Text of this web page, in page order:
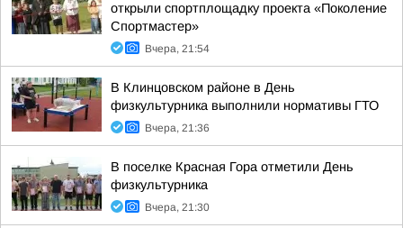
открыли спортплощадку проекта «Поколение
Спортмастер»
Вчера, 21:54
В Клинцовском районе в День
физкультурника выполнили нормативы ГТО
Вчера, 21:36
В поселке Красная Гора отметили День
физкультурника
Вчера, 21:30